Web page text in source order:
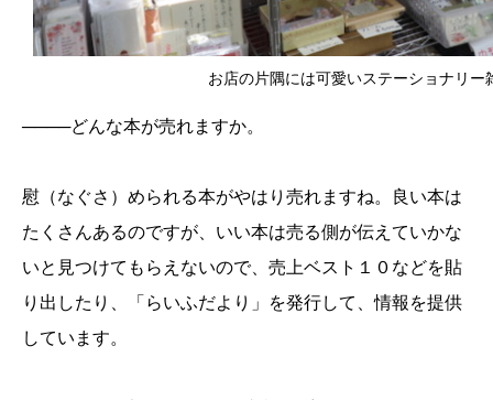
お店の片隅には可愛いステーショナリー
────どんな本が売れますか。
慰（なぐさ）められる本がやはり売れますね。良い本は
たくさんあるのですが、いい本は売る側が伝えていかな
いと見つけてもらえないので、売上ベスト１０などを貼
り出したり、「 らいふだより」を発行して、情報を提供
しています。